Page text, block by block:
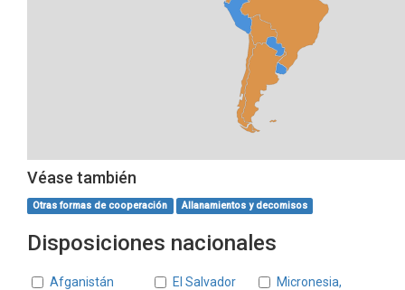
Véase también
Otras formas de cooperación Allanamientos y decomisos
Disposiciones nacionales
Afganistán El Salvador
Micronesia,